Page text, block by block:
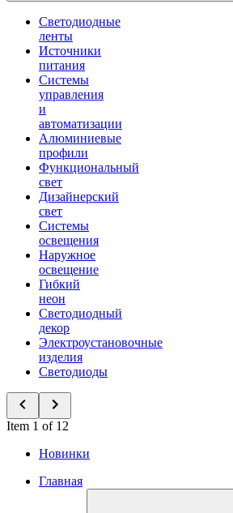
Светодиодные
ленты
Источники
питания
Системы
управления
и
автоматизации
Алюминиевые
профили
Функциональный
свет
Дизайнерский
свет
Системы
освещения
Наружное
освещение
Гибкий
неон
Светодиодный
декор
Электроустановочные
изделия
Светодиоды
Item 1 of 12
Новинки
Главная